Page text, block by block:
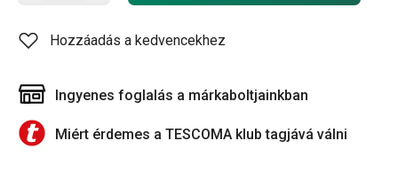
Hozzáadás a kedvencekhez
Ingyenes foglalás a márkaboltjainkban
Miért érdemes a TESCOMA klub tagjává válni